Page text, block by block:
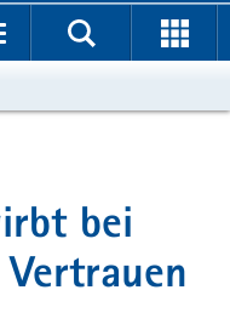
bei